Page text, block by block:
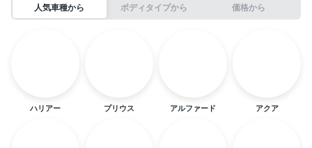
人気車種から ボディタイプから 価格から
ハリアー プリウス アルファード アクア